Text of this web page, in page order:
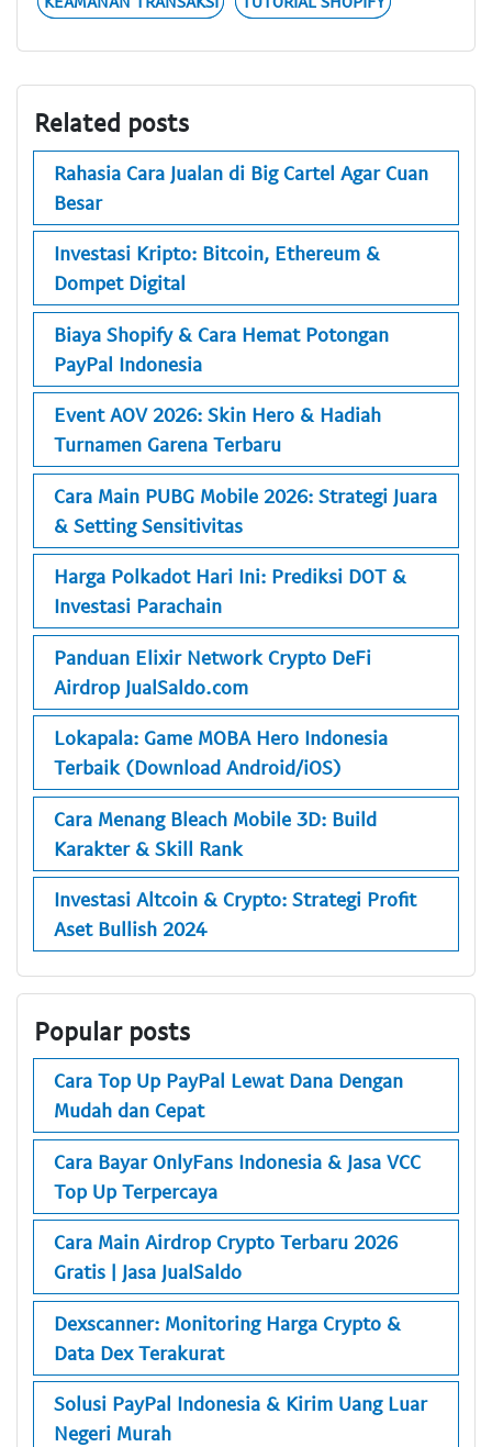
Related posts
Rahasia Cara Jualan di Big Cartel Agar Cuan
Besar
Investasi Kripto: Bitcoin, Ethereum &
Dompet Digital
Biaya Shopify & Cara Hemat Potongan
PayPal Indonesia
Event AOV 2026: Skin Hero & Hadiah
Turnamen Garena Terbaru
Cara Main PUBG Mobile 2026: Strategi Juara
& Setting Sensitivitas
Harga Polkadot Hari Ini: Prediksi DOT &
Investasi Parachain
Panduan Elixir Network Crypto DeFi
Airdrop JualSaldo.com
Lokapala: Game MOBA Hero Indonesia
Terbaik (Download Android/iOS)
Cara Menang Bleach Mobile 3D: Build
Karakter & Skill Rank
Investasi Altcoin & Crypto: Strategi Profit
Aset Bullish 2024
Popular posts
Cara Top Up PayPal Lewat Dana Dengan
Mudah dan Cepat
Cara Bayar OnlyFans Indonesia & Jasa VCC
Top Up Terpercaya
Cara Main Airdrop Crypto Terbaru 2026
Gratis | Jasa JualSaldo
Dexscanner: Monitoring Harga Crypto &
Data Dex Terakurat
Solusi PayPal Indonesia & Kirim Uang Luar
Negeri Murah